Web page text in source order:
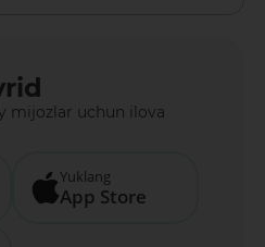
mijozlar uchun ilova
Yuklang
App Store